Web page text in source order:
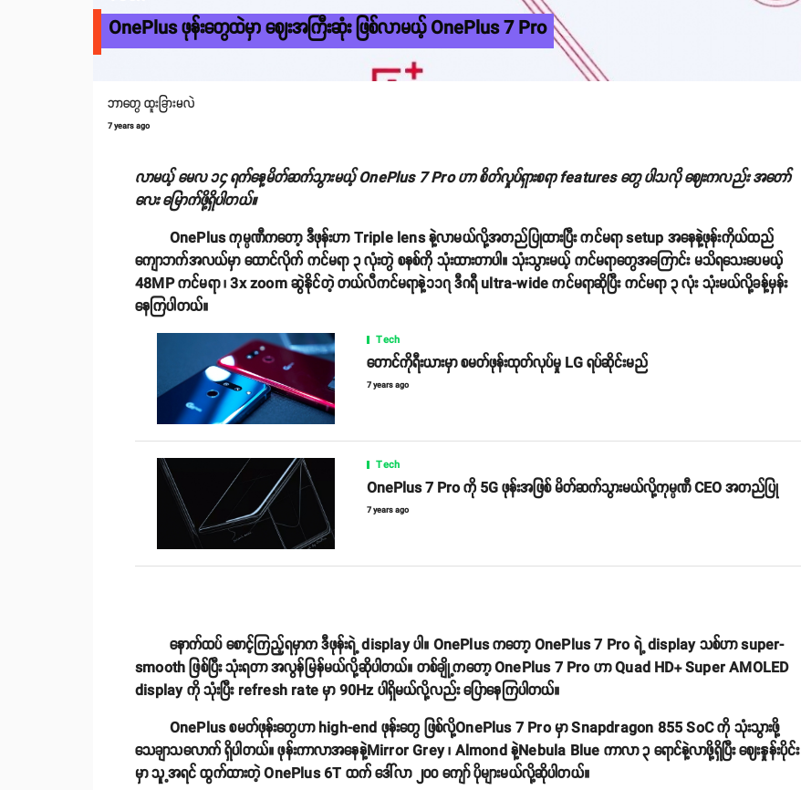
OnePlus ဖုန်းတွေထဲမှာ ဈေးအကြီးဆုံး ဖြစ်လာမယ့် OnePlus 7 Pro
ဘာတွေ ထူးခြားမလဲ
7 years ago
လာမယ့် မေလ ၁၄ ရက်နေ့မိတ်ဆက်သွားမယ့် OnePlus 7 Pro ဟာ စိတ်လှုပ်ရှားစရာ features တွေ ပါသလို ဈေးကလည်း အတော်
လေး မြောက်ဖို့ရှိပါတယ်။
OnePlus ကုမ္ပဏီကတော့ ဒီဖုန်းဟာ Triple lens နဲ့လာမယ်လို့အတည်ပြုထားပြီး ကင်မရာ setup အနေနဲ့ဖုန်းကိုယ်ထည်
ကျောဘက်အလယ်မှာ ထောင်လိုက် ကင်မရာ ၃ လုံးတွဲ စနစ်ကို သုံးထားတာပါ။ သုံးသွားမယ့် ကင်မရာတွေအကြောင်း မသိရသေးပေမယ့်
48MP ကင်မရာ ၊ 3x zoom ဆွဲနိုင်တဲ့ တယ်လီကင်မရာနဲ့၁၁၇ ဒီဂရီ ultra-wide ကင်မရာဆိုပြီး ကင်မရာ ၃ လုံး သုံးမယ်လို့ခန့်မှန်း
နေကြပါတယ်။
Tech
တောင်ကိုရီးယားမှာ စမတ်ဖုန်းထုတ်လုပ်မှု LG ရပ်ဆိုင်းမည်
7 years ago
Tech
OnePlus 7 Pro ကို 5G ဖုန်းအဖြစ် မိတ်ဆက်သွားမယ်လို့ကုမ္ပဏီ CEO အတည်ပြု
7 years ago
နောက်ထပ် စောင့်ကြည့်ရမှာက ဒီဖုန်းရဲ့ display ပါ။ OnePlus ကတော့ OnePlus 7 Pro ရဲ့ display သစ်ဟာ super-
smooth ဖြစ်ပြီး သုံးရတာ အလွန်မြန်မယ်လို့ဆိုပါတယ်။ တစ်ချို့ကတော့ OnePlus 7 Pro ဟာ Quad HD+ Super AMOLED
display ကို သုံးပြီး refresh rate မှာ 90Hz ပါရှိမယ်လို့လည်း ပြောနေကြပါတယ်။
OnePlus စမတ်ဖုန်းတွေဟာ high-end ဖုန်းတွေ ဖြစ်လို့OnePlus 7 Pro မှာ Snapdragon 855 SoC ကို သုံးသွားဖို့
သေချာသလောက် ရှိပါတယ်။ ဖုန်းကာလာအနေနဲ့Mirror Grey ၊ Almond နဲ့Nebula Blue ကာလာ ၃ ရောင်နဲ့လာဖို့ရှိပြီး ဈေးနှုန်းပိုင်း
မှာ သူ့အရင် ထွက်ထားတဲ့ OnePlus 6T ထက် ဒေါ်လာ ၂၀၀ ကျော် ပိုများမယ်လို့ဆိုပါတယ်။